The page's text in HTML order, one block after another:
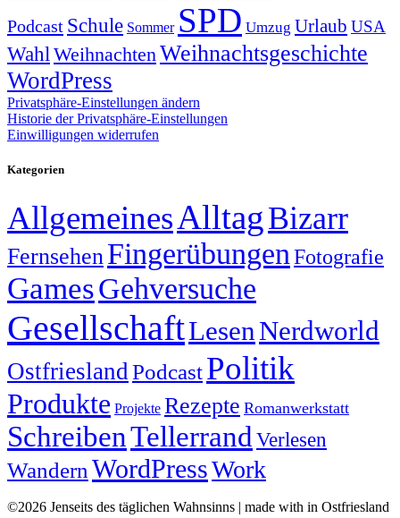
Podcast Schule Sommer SPD Umzug Urlaub USA
Wahl WeihnachtenWeihnachtsgeschichte
WordPress
Privatsphäre-Einstellungen ändern
Historie der Privatsphäre-Einstellungen
Einwilligungen widerrufen
Kategorien
AllgemeinesAlltagBizarr
FernsehenFingerübungen Fotografie
GamesGehversuche
GesellschaftLesenNerdworld
OstfrieslandPodcastPolitik
Produkte Projekte Rezepte Romanwerkstatt
SchreibenTellerrandVerlesen
Wandern WordPressWork
©2026 Jenseits des täglichen Wahnsinns | made with in Ostfriesland